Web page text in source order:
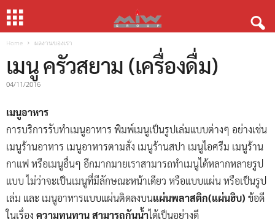
Home ผลงานของเรา
เมนู ครัวสยาม (เครื่องดื่ม)
04/11/2016
เมนูอาหาร
การบริการรับทำเมนูอาหาร พิมพ์เมนูเป็นรูปเล่มแบบต่างๆ อย่างเช่น
เมนูร้านอาหาร เมนูอาหารตามสั่ง เมนูร้านสปา เมนูไอศรีม เมนูร้าน
กาแฟ หรือเมนูอื่นๆ อีกมากมายเราสามารถทำเมนูได้หลากหลายรูป
แบบ ไม่ว่าจะเป็นเมนูที่มีลักษณะหน้าเดียว หรือแบบแผ่น หรือเป็นรูป
เล่ม และ เมนูอาหารแบบแผ่นติดลงบนแผ่นพลาสติก(แผ่นฮิบ) ข้อดี
ในเรื่อง ความทนทาน สามารถกันน้ำได้เป็นอย่างดี